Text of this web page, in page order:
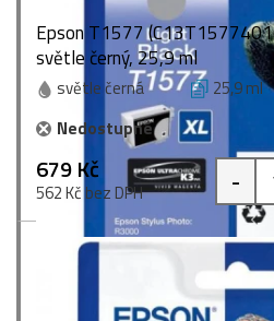
Epson T1577
světle černý, 25,9 ml
světle černá 25,9 ml
Nedostupné
679 Kč
562 Kč bez DPH -